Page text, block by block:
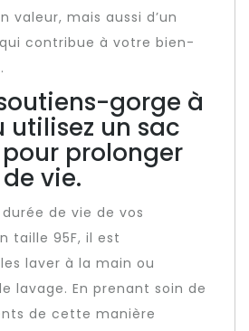
valeur, mais aussi d’un
contribue à votre bien-
gorge à
utilisez un sac
prolonger
vie.
de vie de vos
taille 95F, il est
laver à la main ou
lavage. En prenant soin de
de cette manière